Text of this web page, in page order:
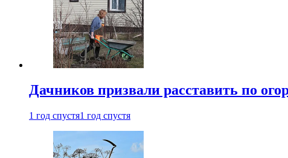
Дачников призвали расставить по
1 год спустя1 год спустя